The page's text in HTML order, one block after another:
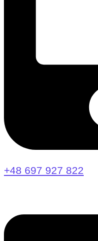
+48 697 927 822